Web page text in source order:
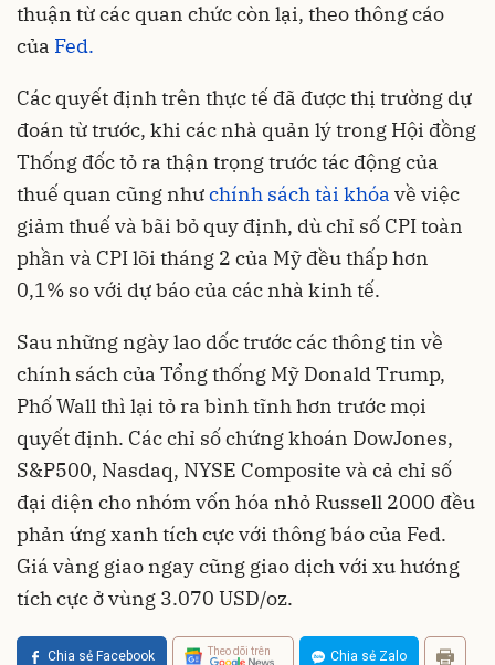
thuận từ các quan chức còn lại, theo thông cáo
của Fed.
Các quyết định trên thực tế đã được thị trường dự
đoán từ trước, khi các nhà quản lý trong Hội đồng
Thống đốc tỏ ra thận trọng trước tác động của
thuế quan cũng nhưchính sách tài khóa về việc
giảm thuế và bãi bỏ quy định, dù chỉ số CPI toàn
phần và CPI lõi tháng 2 của Mỹ đều thấp hơn
0,1% so với dự báo của các nhà kinh tế.
Sau những ngày lao dốc trước các thông tin về
chính sách của Tổng thống Mỹ Donald Trump,
Phố Wall thì lại tỏ ra bình tĩnh hơn trước mọi
quyết định. Các chỉ số chứng khoán DowJones,
S&P500, Nasdaq, NYSE Composite và cả chỉ số
đại diện cho nhóm vốn hóa nhỏ Russell 2000 đều
phản ứng xanh tích cực với thông báo của Fed.
Giá vàng giao ngay cũng giao dịch với xu hướng
tích cực ở vùng 3.070 USD/oz.
Chia sẻ Facebook Theo dõi trên Chia sẻ Zalo